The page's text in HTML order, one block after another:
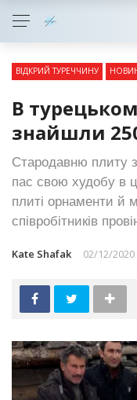
ВІДКРИЙ ТУРЕЧЧИНУ
В
знайшли
Стародавню плиту
пас свою худобу в
плиті орнаменти й
співробітників
Kate Shafak 02/12/2020